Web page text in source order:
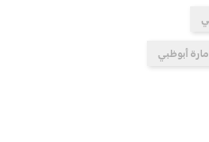
أبوظبي